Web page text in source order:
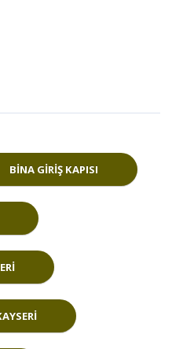
BINA GIRIŞ KAPISI